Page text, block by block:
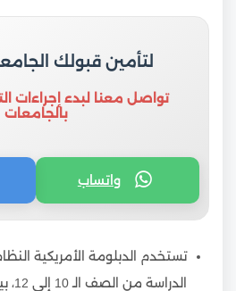
لتأمين قبولك
تواصل معنا لبدء إجراءات
بالجامعات
واتساب
تستخدم الدبلومة الأمريكية